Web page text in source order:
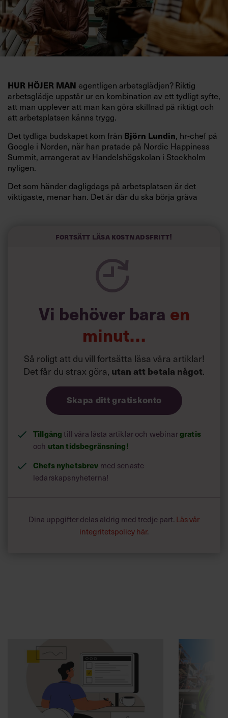
HUR HÖJER MAN egentligen arbetsglädjen? Riktig
arbetsglädje uppstår ur en kombination av ett tydligt syfte,
att man upplever att man kan göra skillnad på riktigt och
att arbetsplatsen känns trygg.
Det tydliga budskapet kom från Björn Lundin, hr-chef på
Google i Norden, när han pratade på Nordic Happiness
Summit, arrangerat av Handelshögskolan i Stockholm
nyligen.
Det som händer dagligdags på arbetsplatsen är det
viktigaste, menar han. Det är där du ska börja gräva
och höjt arbetsglädjen på Google:
Fortsätt läsa kostnadsfritt!
Vi behöver bara en
minut…
Så roligt att du vill fortsätta läsa våra artiklar!
Det får du strax göra, utan att betala något.
Skapa ditt gratiskonto
Tillgångtill våra låsta artiklar och webinargratis
och utan tidsbegränsning!
Chefs nyhetsbrev med senaste
ledarskapsnyheterna!
Dina uppgifter delas aldrig med tredje part. Läs vår
integritetspolicy här.
Annonssamarbete:
Chef + Winningtemp